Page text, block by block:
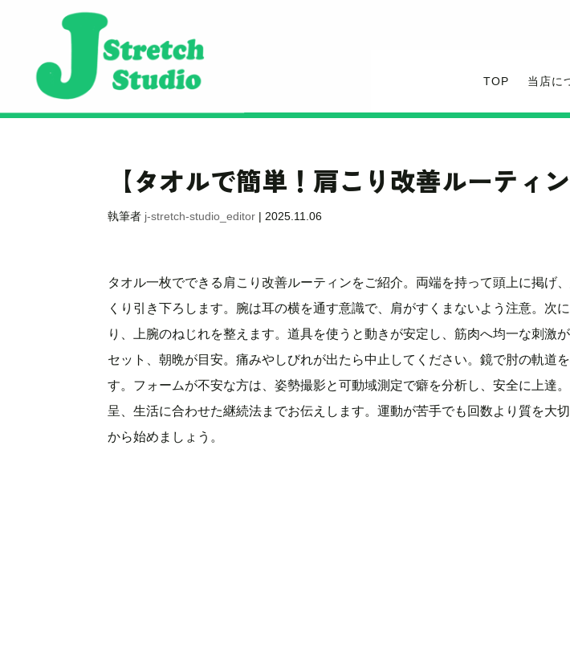
TOP 当店に
【タオルで簡単！肩こり改善ルーティン
執筆者 j-stretch-studio_editor | 2025.11.06
タオル一枚でできる肩こり改善ルーティンをご紹介。両端を持って頭上に掲げ
くり引き下ろします。腕は耳の横を通す意識で、肩がすくまないよう注意。次
り、上腕のねじれを整えます。道具を使うと動きが安定し、筋肉へ均一な刺激
セット、朝晩が目安。痛みやしびれが出たら中止してください。鏡で肘の軌道
す。フォームが不安な方は、姿勢撮影と可動域測定で癖を分析し、安全に上達
呈、生活に合わせた継続法までお伝えします。運動が苦手でも回数より質を大
から始めましょう。